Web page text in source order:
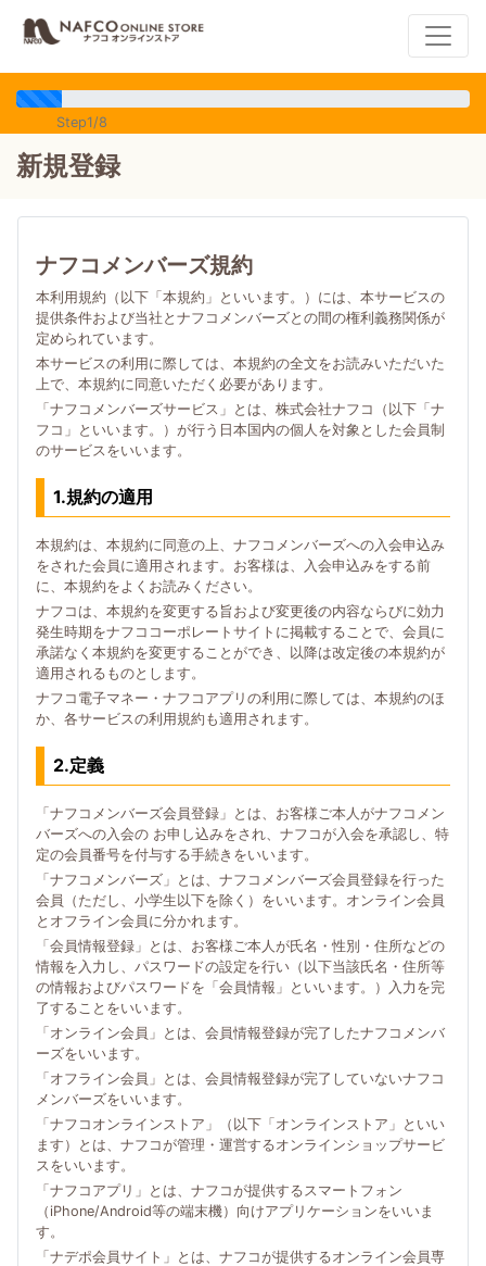
Step1/8
新規登録
ナフコメンバーズ規約
本利用規約（以下「本規約」といいます。）には、本サービスの
提供条件および当社とナフコメンバーズとの間の権利義務関係が
定められています。
本サービスの利用に際しては、本規約の全文をお読みいただいた
上で、本規約に同意いただく必要があります。
「ナフコメンバーズサービス」とは、株式会社ナフコ（以下「ナ
フコ」といいます。）が行う日本国内の個人を対象とした会員制
のサービスをいいます。
1.規約の適用
本規約は、本規約に同意の上、ナフコメンバーズへの入会申込み
をされた会員に適用されます。お客様は、入会申込みをする前
に、本規約をよくお読みください。
ナフコは、本規約を変更する旨および変更後の内容ならびに効力
発生時期をナフココーポレートサイトに掲載することで、会員に
承諾なく本規約を変更することができ、以降は改定後の本規約が
適用されるものとします。
ナフコ電子マネー・ナフコアプリの利用に際しては、本規約のほ
か、各サービスの利用規約も適用されます。
2.定義
「ナフコメンバーズ会員登録」とは、お客様ご本人がナフコメン
バーズへの入会の お申し込みをされ、ナフコが入会を承認し、特
定の会員番号を付与する手続きをいいます。
「ナフコメンバーズ」とは、ナフコメンバーズ会員登録を行った
会員（ただし、小学生以下を除く）をいいます。オンライン会員
とオフライン会員に分かれます。
「会員情報登録」とは、お客様ご本人が氏名・性別・住所などの
情報を入力し、パスワードの設定を行い（以下当該氏名・住所等
の情報およびパスワードを「会員情報」といいます。）入力を完
了することをいいます。
「オンライン会員」とは、会員情報登録が完了したナフコメンバ
ーズをいいます。
「オフライン会員」とは、会員情報登録が完了していないナフコ
メンバーズをいいます。
「ナフコオンラインストア」（以下「オンラインストア」といい
ます）とは、ナフコが管理・運営するオンラインショップサービ
スをいいます。
「ナフコアプリ」とは、ナフコが提供するスマートフォン
（iPhone/Android等の端末機）向けアプリケーションをいいま
す。
「ナデポ会員サイト」とは、ナフコが提供するオンライン会員専